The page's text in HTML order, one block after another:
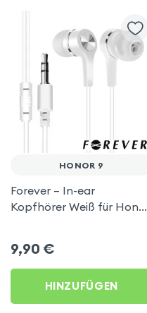
HONOR 9
Forever – In-ear
Kopfhörer Weiß für Honor
9,90 €
HINZUFÜGEN